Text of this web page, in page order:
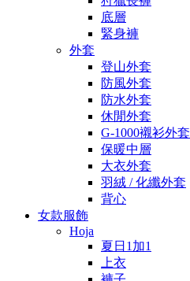
底層
緊身褲
外套
登山外套
防風外套
防水外套
休閒外套
G-1000襯衫外套
保暖中層
大衣外套
羽絨 / 化纖外套
背心
女款服飾
Hoja
夏日1加1
上衣